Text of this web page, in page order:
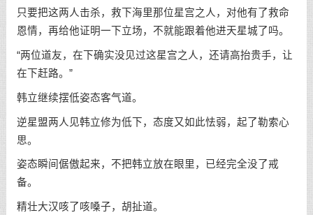
只要把这两人击杀，救下海里那位星宫之人，对他有了救命
恩情，再给他证明一下立场，不就能跟着他进天星城了吗。
“两位道友，在下确实没见过这星宫之人，还请高抬贵手，让
在下赶路。”
韩立继续摆低姿态客气道。
逆星盟两人见韩立修为低下，态度又如此怯弱，起了勒索心
思。
姿态瞬间倨傲起来，不把韩立放在眼里，已经完全没了戒
备。
精壮大汉咳了咳嗓子，胡扯道。